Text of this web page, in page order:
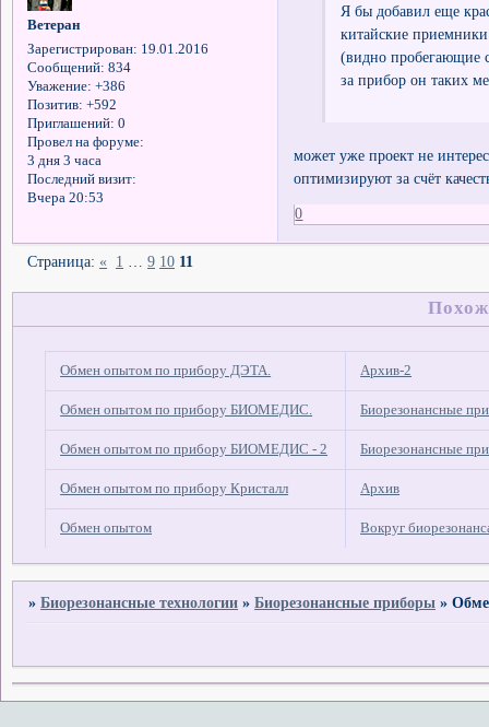
Ветеран
Зарегистрирован: 19.01.2016
Сообщений: 834
Уважение: +386
Позитив: +592
Приглашений: 0
Провел на форуме:
3 дня 3 часа
Последний визит:
Вчера 20:53
Я бы добавил еще
китайские
(видно пробегающие
за прибор он таких
может уже проект не
оптимизируют за счёт
0
Страница: « 1 9 10 11
Обмен опытом по прибору ДЭТА. Архив-2
Обмен опытом по прибору БИОМЕДИС. Биорезонансные
Обмен опытом по прибору БИОМЕДИС - 2 Биорезонансные
Обмен опытом по прибору Кристалл Архив
Обмен опытом Вокруг
»Биорезонансные технологии »Биорезонансные приборы »